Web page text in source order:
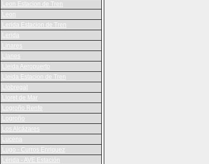
Leon Estacion de Tren
Leon
Lerida Estacion de Tren
Lerida
Linares
Llanes
Lleida Aeropuerto
Lleida Estacion de Tren
Llobregat
Lloret de Mar
Logroño Renfe
Logroño
Los Alcázares
Lucena
Lugo - Curros Enriquez
Lérida - AVE Estación